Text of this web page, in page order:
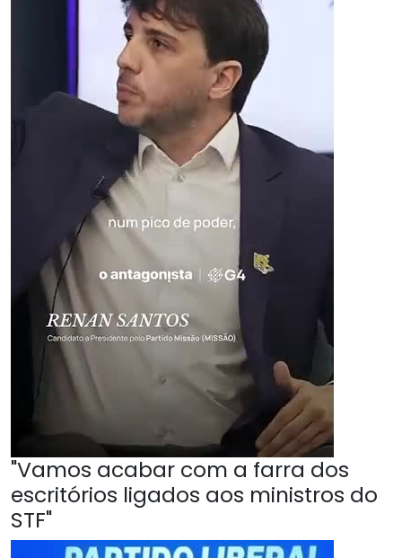
"Vamos acabar com a farra dos
escritórios ligados aos ministros do
STF"